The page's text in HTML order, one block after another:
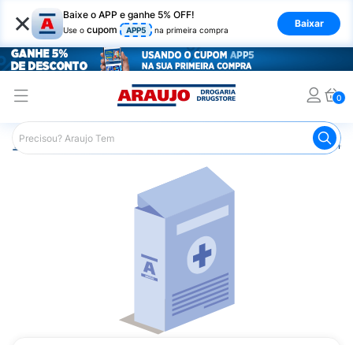
× Baixe o APP e ganhe 5% OFF!
Use o cupom APP5 na primeira compra
Baixar
0
Araujo Medicamentos